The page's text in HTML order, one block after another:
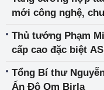
mới công nghệ,
Thủ tướng Phạm
cấp cao đặc biệt
Tổng Bí thư
Ấn Độ Om Birla